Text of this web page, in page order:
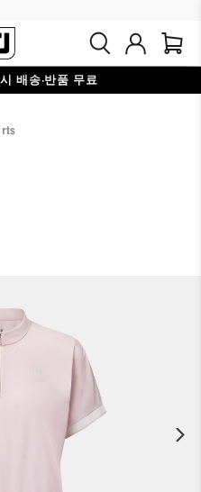
배송·반품 무료